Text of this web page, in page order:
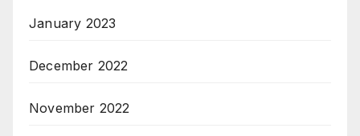
January 2023
December 2022
November 2022